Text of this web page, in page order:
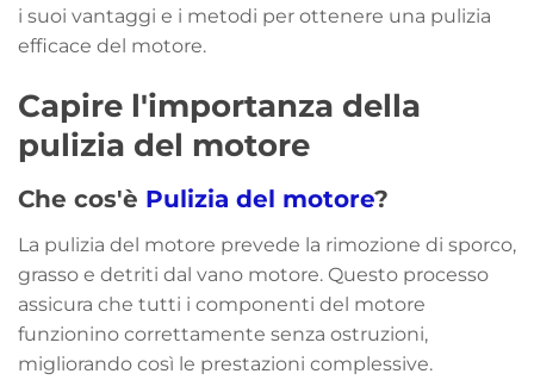
i suoi vantaggi e i metodi per ottenere una pulizia
efficace del motore.
Capire l'importanza della
pulizia del motore
Che cos'è Pulizia del motore?
La pulizia del motore prevede la rimozione di sporco,
grasso e detriti dal vano motore. Questo processo
assicura che tutti i componenti del motore
funzionino correttamente senza ostruzioni,
migliorando così le prestazioni complessive.